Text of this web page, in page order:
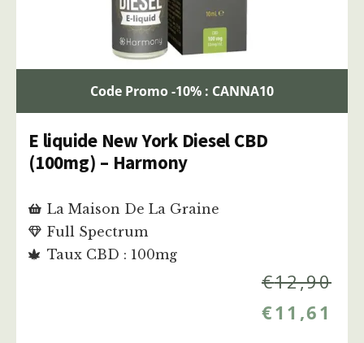
Code Promo -10% : CANNA10
E liquide New York Diesel CBD
(100mg) – Harmony
La Maison De La Graine
Full Spectrum
Taux CBD : 100mg
€12,90
€11,61